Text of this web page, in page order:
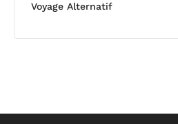
Voyage Alternatif